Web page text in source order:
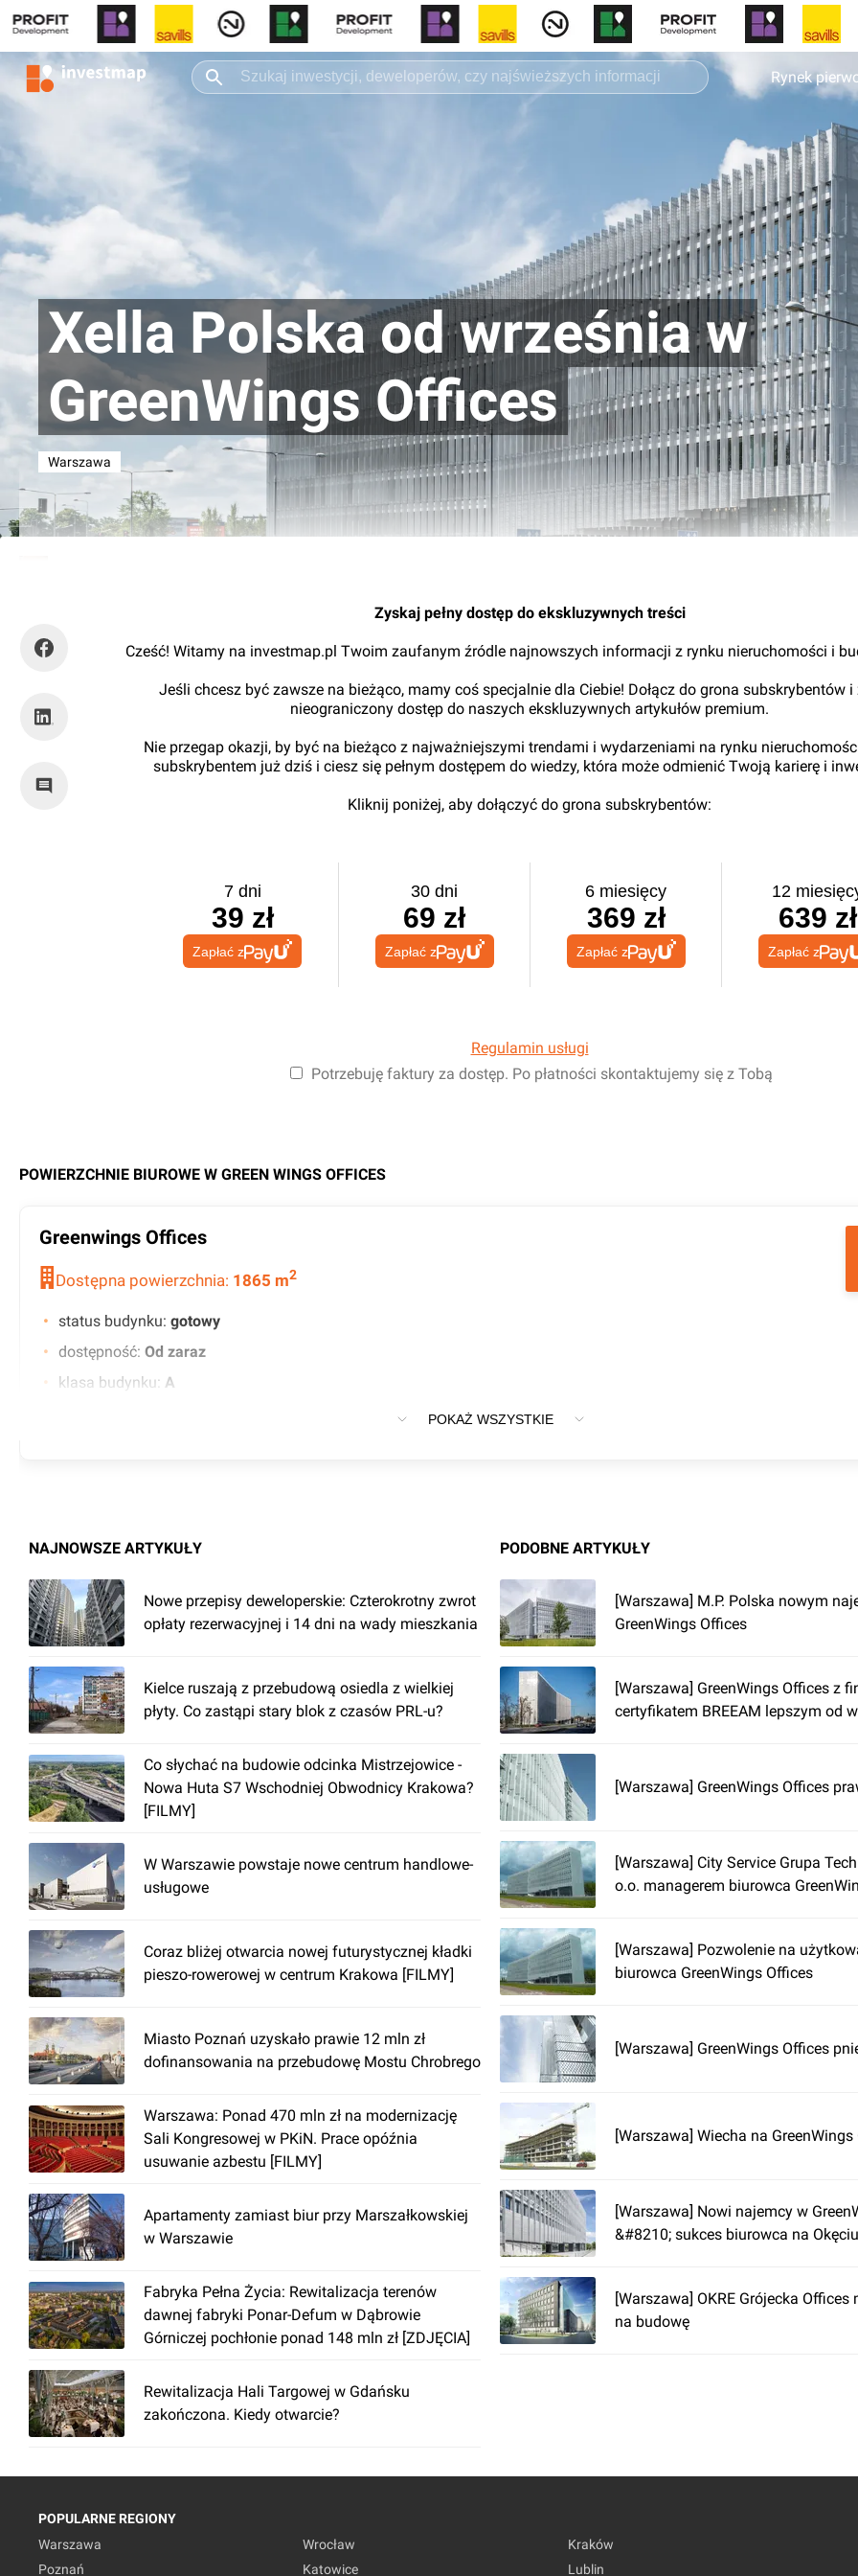
Rynek
Xella Polska od września w
GreenWings Offices
Warszawa
Zyskaj pełny dostęp do ekskluzywnych treści
Cześć! Witamy na investmap.pl Twoim zaufanym źródle najnowszych informacji z rynku nieruchomości i
Jeśli chcesz być zawsze na bieżąco, mamy coś specjalnie dla Ciebie! Dołącz do grona subskrybentów i
nieograniczony dostęp do naszych ekskluzywnych artykułów premium.
Nie przegap okazji, by być na bieżąco z najważniejszymi trendami i wydarzeniami na rynku
subskrybentem już dziś i ciesz się pełnym dostępem do wiedzy, która może odmienić Twoją karierę i
Kliknij poniżej, aby dołączyć do grona subskrybentów:
7 dni
39 zł
Zapłać z
30 dni
69 zł
Zapłać z
6 miesięcy
369 zł
Zapłać z
12
639 zł
Zapłać z
Regulamin usługi
Potrzebuję faktury za dostęp. Po płatności skontaktujemy się z Tobą
POWIERZCHNIE BIUROWE W GREEN WINGS OFFICES
Greenwings Offices
Dostępna powierzchnia: 1865 m2
status budynku: gotowy
dostępność: Od zaraz
klasa budynku: A
liczba podziemnych miejsc parkingowych: 270
kontrola dostępu
BMS
światłowód
otwierane okna
podłoga techniczna
recepcja
ochrona
czujniki dymu
podwieszany sufit
przewody telekomunikacyjne
dwa źródła zasilania
POKAŻ WSZYSTKIE
NAJNOWSZE ARTYKUŁY
Nowe przepisy deweloperskie: Czterokrotny zwrot
opłaty rezerwacyjnej i 14 dni na wady mieszkania
Kielce ruszają z przebudową osiedla z wielkiej
płyty. Co zastąpi stary blok z czasów PRL-u?
Co słychać na budowie odcinka Mistrzejowice -
Nowa Huta S7 Wschodniej Obwodnicy Krakowa?
[FILMY]
W Warszawie powstaje nowe centrum handlowe-
usługowe
Coraz bliżej otwarcia nowej futurystycznej kładki
pieszo-rowerowej w centrum Krakowa [FILMY]
Miasto Poznań uzyskało prawie 12 mln zł
dofinansowania na przebudowę Mostu Chrobrego
Warszawa: Ponad 470 mln zł na modernizację
Sali Kongresowej w PKiN. Prace opóźnia
usuwanie azbestu [FILMY]
Apartamenty zamiast biur przy Marszałkowskiej
w Warszawie
Fabryka Pełna Życia: Rewitalizacja terenów
dawnej fabryki Ponar-Defum w Dąbrowie
Górniczej pochłonie ponad 148 mln zł [ZDJĘCIA]
Rewitalizacja Hali Targowej w Gdańsku
zakończona. Kiedy otwarcie?
PODOBNE ARTYKUŁY
[Warszawa] M.P. Polska nowym
GreenWings Offices
[Warszawa] GreenWings Offices z
certyfikatem BREEAM lepszym od
[Warszawa] GreenWings Offices
[Warszawa] City Service Grupa
o.o. managerem biurowca
[Warszawa] Pozwolenie na
biurowca GreenWings Offices
[Warszawa] GreenWings Offices
[Warszawa] Wiecha na GreenWings
[Warszawa] Nowi najemcy w
&#8210; sukces biurowca na Okęciu
[Warszawa] OKRE Grójecka
na budowę
POPULARNE REGIONY
Warszawa
Wrocław
Kraków
Poznań
Katowice Lublin